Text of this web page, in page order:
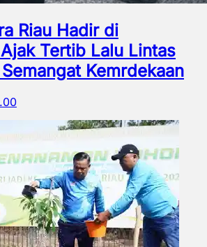
Riau Hadir di
Tertib Lalu Lintas
Kemrdekaan